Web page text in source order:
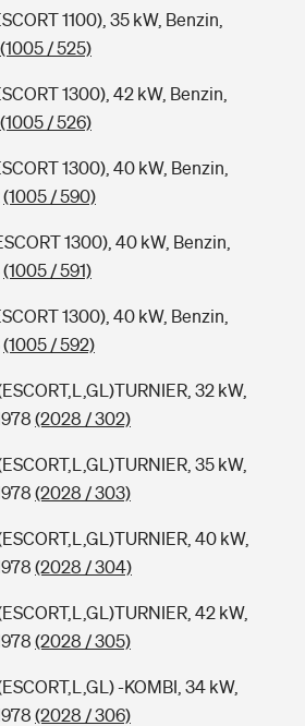
1100), 35 kW, Benzin,
(1005 / 525)
1300), 42 kW, Benzin,
(1005 / 526)
1300), 40 kW, Benzin,
(1005 / 590)
1300), 40 kW, Benzin,
(1005 / 591)
1300), 40 kW, Benzin,
(1005 / 592)
32 kW,
(2028 / 302)
35 kW,
(2028 / 303)
40 kW,
(2028 / 304)
42 kW,
(2028 / 305)
-KOMBI, 34 kW,
(2028 / 306)